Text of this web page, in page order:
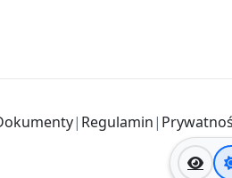
| Regulamin|